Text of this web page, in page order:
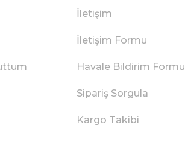
İletişim
İletişim Formu
Havale Bildirim Formu
Sipariş Sorgula
Kargo Takibi